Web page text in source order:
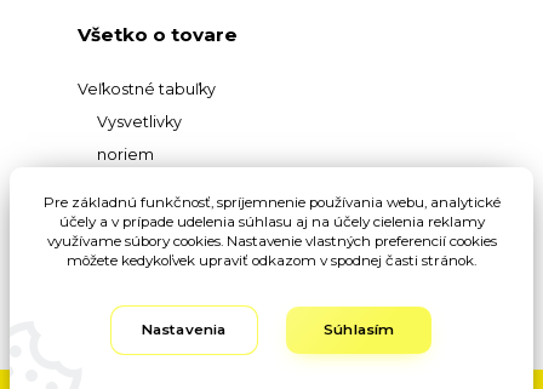
Všetko o tovare
Veľkostné tabuľky
Vysvetlivky
noriem
materiálov
Vysvetlivky pojmov
Pre základnú funkčnosť, spríjemnenie používania webu, analytické
účely a v prípade udelenia súhlasu aj na účely cielenia reklamy
využívame súbory cookies. Nastavenie vlastných preferencií cookies
môžete kedykoľvek upraviť odkazom v spodnej časti stránok.
Nastavenia Súhlasím